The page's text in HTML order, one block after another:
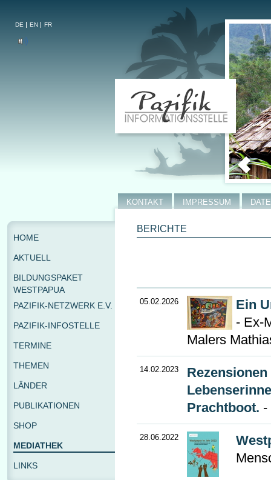
DE EN FR
BERICHTE
05.02.2026
Ein
- Ex-
Malers
14.02.2023
Prachtboot. -
28.06.2022
KONTAKT IMPRESSUM
HOME
AKTUELL
BILDUNGSPAKET
WESTPAPUA
PAZIFIK-NETZWERK E.V.
PAZIFIK-INFOSTELLE
TERMINE
THEMEN
LÄNDER
PUBLIKATIONEN
SHOP
MEDIATHEK
LINKS